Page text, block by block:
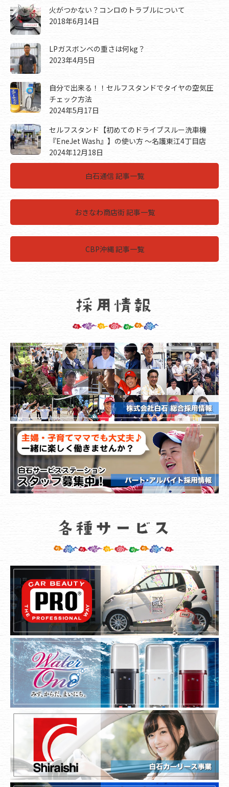
火がつかない？コンロのトラブルについて
2018年6月14日
LPガスボンベの重さは何kg？
2023年4月5日
自分で出来る！！セルフスタンドでタイヤの空気圧
チェック方法
2024年5月17日
セルフスタンド【初めてのドライブスルー洗車機
『EneJet Wash』】の使い方 ～名護東江4丁目店
2024年12月18日
白石通信 記事一覧
おきなわ商店街 記事一覧
CBP沖縄 記事一覧